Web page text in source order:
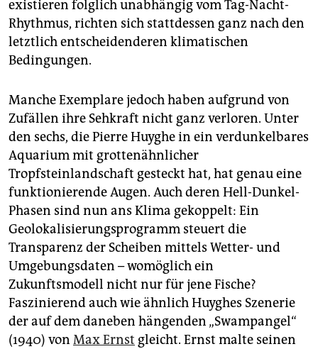
existieren folglich unabhängig vom Tag-Nacht-
Rhythmus, richten sich stattdessen ganz nach den
letztlich entscheidenderen klimatischen
Bedingungen.
Manche Exemplare jedoch haben aufgrund von
Zufällen ihre Sehkraft nicht ganz verloren. Unter
den sechs, die Pierre Huyghe in ein verdunkelbares
Aquarium mit grottenähnlicher
Tropfsteinlandschaft gesteckt hat, hat genau eine
funktionierende Augen. Auch deren Hell-Dunkel-
Phasen sind nun ans Klima gekoppelt: Ein
Geolokalisierungsprogramm steuert die
Transparenz der Scheiben mittels Wetter- und
Umgebungsdaten – womöglich ein
Zukunftsmodell nicht nur für jene Fische?
Faszinierend auch wie ähnlich Huyghes Szenerie
der auf dem daneben hängenden „Swampangel“
(1940) von Max Ernst gleicht. Ernst malte seinen